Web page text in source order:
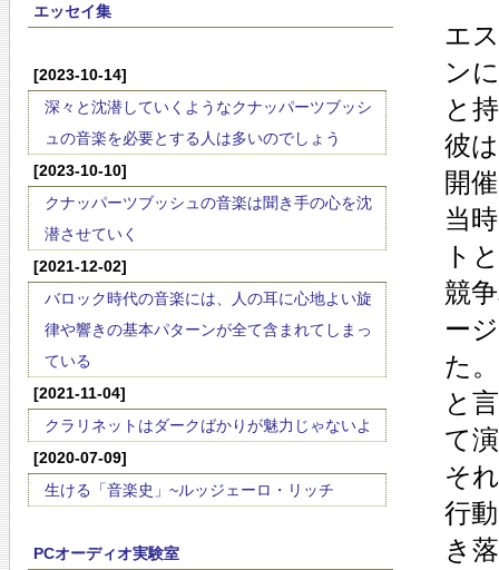
エッセイ集
[2023-10-14]
深々と沈潜していくようなクナッパーツブッシ
ュの音楽を必要とする人は多いのでしょう
[2023-10-10]
クナッパーツブッシュの音楽は聞き手の心を沈
潜させていく
[2021-12-02]
バロック時代の音楽には、人の耳に心地よい旋
律や響きの基本パターンが全て含まれてしまっ
ている
[2021-11-04]
クラリネットはダークばかりが魅力じゃないよ
[2020-07-09]
生ける「音楽史」~ルッジェーロ・リッチ
PCオーディオ実験室
エ
ン
と
彼
開
当
ト
競
ー
た
と
て
そ
行
き